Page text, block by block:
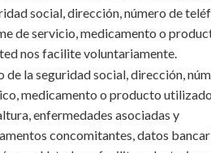
social, dirección, número de
de servicio, medicamento o
nos facilite voluntariamente.
la seguridad social, dirección,
medicamento o producto
enfermedades asociadas y
concomitantes, datos